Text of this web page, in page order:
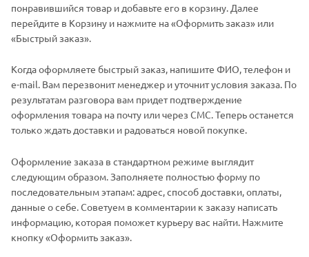
понравившийся товар и добавьте его в корзину. Далее
перейдите в Корзину и нажмите на «Оформить заказ» или
«Быстрый заказ».
Когда оформляете быстрый заказ, напишите ФИО, телефон и
e-mail. Вам перезвонит менеджер и уточнит условия заказа. По
результатам разговора вам придет подтверждение
оформления товара на почту или через СМС. Теперь останется
только ждать доставки и радоваться новой покупке.
Оформление заказа в стандартном режиме выглядит
следующим образом. Заполняете полностью форму по
последовательным этапам: адрес, способ доставки, оплаты,
данные о себе. Советуем в комментарии к заказу написать
информацию, которая поможет курьеру вас найти. Нажмите
кнопку «Оформить заказ».